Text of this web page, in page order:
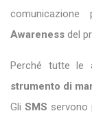
Awareness del
Perché tutte le
strumento di
Gli SMS servono